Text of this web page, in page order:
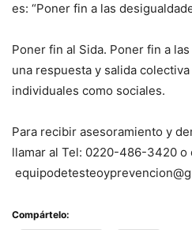
es: “Poner fin a las
Poner fin al Sida. Poner fin a
una respuesta y salida
individuales como sociales.
Para recibir asesoramiento y
llamar al Tel: 0220-486-3420 o
Compártelo: